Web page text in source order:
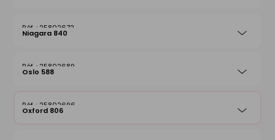
25802672
Niagara 840
25802689
Oslo 588
25802696
Oxford 806